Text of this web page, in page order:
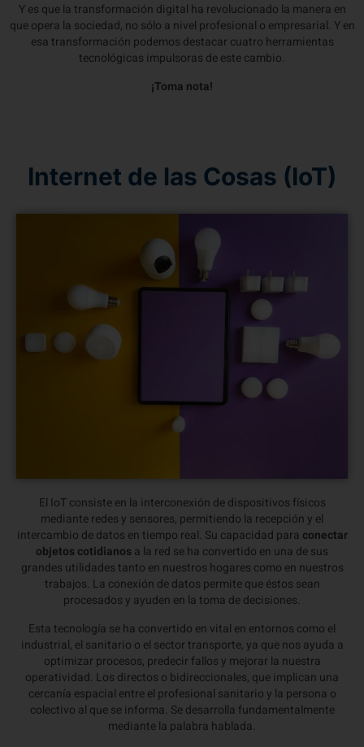
Y es que la transformación digital ha revolucionado la manera en
que opera la sociedad, no sólo a nivel profesional o empresarial. Y en
esa transformación podemos destacar cuatro herramientas
tecnológicas impulsoras de este cambio.
¡Toma nota!
Internet de las Cosas (IoT)
El IoT consiste en la interconexión de dispositivos físicos
mediante redes y sensores, permitiendo la recepción y el
intercambio de datos en tiempo real. Su capacidad para conectar
objetos cotidianos a la red se ha convertido en una de sus
grandes utilidades tanto en nuestros hogares como en nuestros
trabajos. La conexión de datos permite que éstos sean
procesados y ayuden en la toma de decisiones.
Esta tecnología se ha convertido en vital en entornos como el
industrial, el sanitario o el sector transporte, ya que nos ayuda a
optimizar procesos, predecir fallos y mejorar la nuestra
operatividad. Los directos o bidireccionales, que implican una
cercanía espacial entre el profesional sanitario y la persona o
colectivo al que se informa. Se desarrolla fundamentalmente
mediante la palabra hablada.